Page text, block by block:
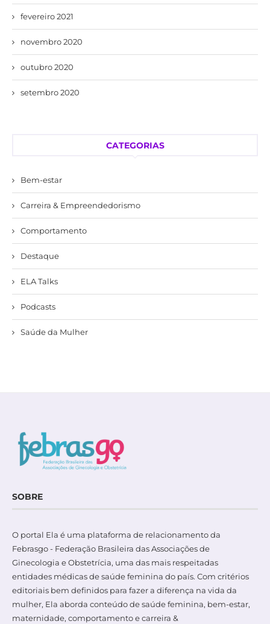
fevereiro 2021
novembro 2020
outubro 2020
setembro 2020
CATEGORIAS
Bem-estar
Carreira & Empreendedorismo
Comportamento
Destaque
ELA Talks
Podcasts
Saúde da Mulher
SOBRE
O portal Ela é uma plataforma de relacionamento da
Febrasgo - Federação Brasileira das Associações de
Ginecologia e Obstetrícia, uma das mais respeitadas
entidades médicas de saúde feminina do país. Com critérios
editoriais bem definidos para fazer a diferença na vida da
mulher, Ela aborda conteúdo de saúde feminina, bem-estar,
maternidade, comportamento e carreira &